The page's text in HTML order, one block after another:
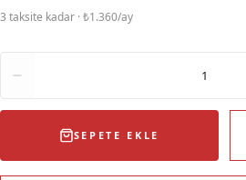
3 taksite kadar · ₺1.360/ay
1
SEPETE EKLE